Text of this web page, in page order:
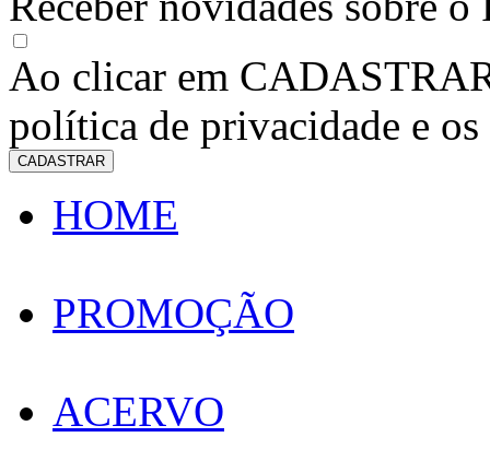
Ao clicar em
política de privacidade e os
CADASTRAR
HOME
PROMOÇÃO
ACERVO